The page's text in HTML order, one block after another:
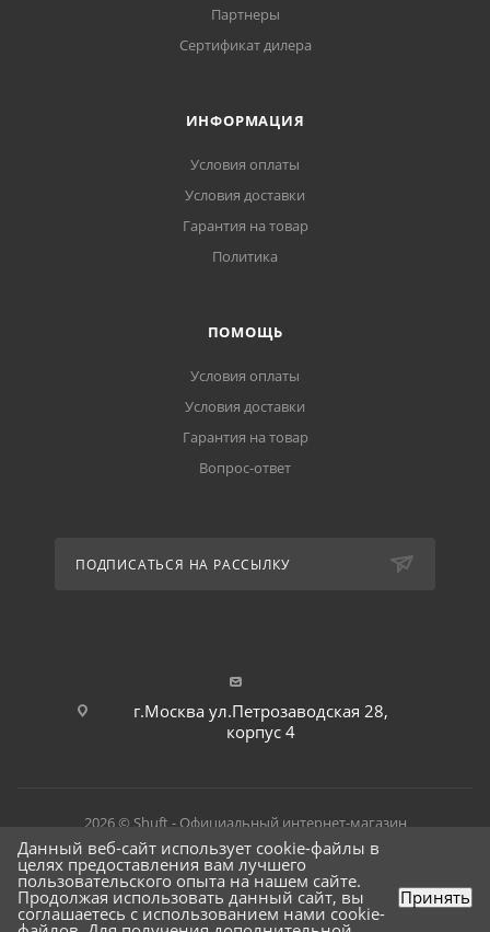
Партнеры
Сертификат дилера
ИНФОРМАЦИЯ
Условия оплаты
Условия доставки
Гарантия на товар
Политика
ПОМОЩЬ
Условия оплаты
Условия доставки
Гарантия на товар
Вопрос-ответ
ПОДПИСАТЬСЯ НА РАССЫЛКУ
г.Москва ул.Петрозаводская 28,
корпус 4
2026 © Shuft - Официальный интернет-магазин
Данный веб-сайт использует cookie-файлы в
целях предоставления вам лучшего
пользовательского опыта на нашем сайте.
Продолжая использовать данный сайт, вы
соглашаетесь с использованием нами cookie-
Принять